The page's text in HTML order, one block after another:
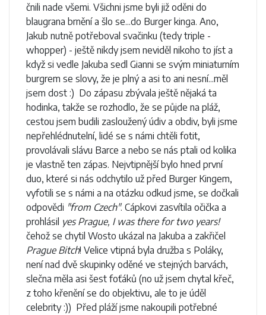
čnili nade všemi. Všichni jsme byli již oděni do
blaugrana brnění a šlo se...do Burger kinga. Ano,
Jakub nutně potřeboval svačinku (tedy triple -
whopper) - ještě nikdy jsem neviděl nikoho to jíst a
když si vedle Jakuba sedl Gianni se svým miniaturním
burgrem se slovy, že je plný a asi to ani nesní...měl
jsem dost :) Do zápasu zbývala ještě nějaká ta
hodinka, takže se rozhodlo, že se půjde na pláž,
cestou jsem budili zasloužený údiv a obdiv, byli jsme
nepřehlédnutelní, lidé se s námi chtěli fotit,
provolávali slávu Barce a nebo se nás ptali od kolika
je vlastně ten zápas. Nejvtipnější bylo hned první
duo, které si nás odchytilo už před Burger Kingem,
vyfotili se s námi a na otázku odkud jsme, se dočkali
odpovědi "from Czech". Cápkovi zasvítila očička a
prohlásil yes Prague, I was there for two years!
čehož se chytil Wosto ukázal na Jakuba a zakřičel
Prague Bitch! Velice vtipná byla družba s Poláky,
není nad dvě skupinky oděné ve stejných barvách,
slečna měla asi šest foťáků (no už jsem chytal křeč,
z toho křenění se do objektivu, ale to je úděl
celebrity :)) Před pláží jsme nakoupili potřebné